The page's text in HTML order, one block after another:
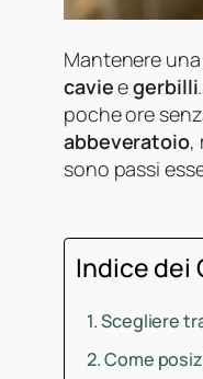
Mantenere
cavieegerbilli
poche ore
abbeveratoio,
sono passi
Indice dei
Scegliere
Come